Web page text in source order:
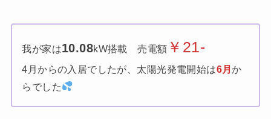
我が家は10.08kW搭載 売電額 ￥21-
4月からの入居でしたが、太陽光発電開始は6月か
らでした